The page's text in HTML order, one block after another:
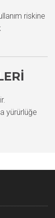
riskine
yürürlüğe